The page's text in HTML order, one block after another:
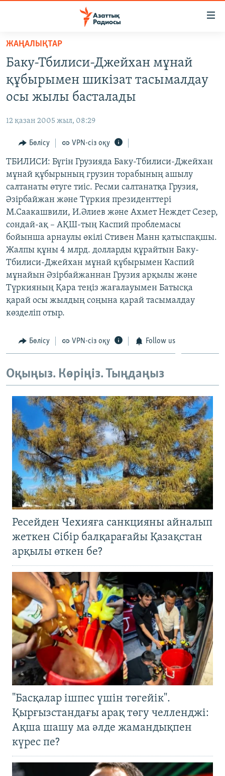
Skip
main
content
Skip
main
Search
ЖАҢАЛЫҚТАР
САЯСАТ
AZATTYQTV
АДАМ ҚҰҚЫҚТАРЫ
ӘЛЕУМЕТ
ӘЛЕМ
АРНАЙЫ ЖОБАЛАР
Русский
ЖАЗЫЛЫҢЫЗ
Басқа тілдерде
ЖАҢАЛЫҚТАР
Баку-Тбилиси-Джейхан мұнай
құбырымен шикізат тасымалдау
осы жылы басталады
12 қазан 2005 жыл, 08:29
Бөлісу VPN-сіз оқу
ТБИЛИСИ: Бүгін Грузияда Баку-Тбилиси-Джейхан
мұнай құбырының грузин торабының ашылу
салтанаты өтуге тиіс. Ресми салтанатқа Грузия,
Әзірбайжан және Түркия президенттері
М.Саакашвили, И.Әлиев және Ахмет Неждет Сезер,
сондай-ақ – АҚШ-тың Каспий проблемасы
бойынша арнаулы өкілі Стивен Манн қатыспақшы.
Жалпы құны 4 млрд. долларды құрайтын Баку-
Тбилиси-Джейхан мұнай құбырымен Каспий
мұнайын Әзірбайжаннан Грузия арқылы және
Түркияның Қара теңіз жағалауымен Батысқа
қарай осы жылдың соңына қарай тасымалдау
көзделіп отыр.
Бөлісу VPN-сіз оқу Follow us
Оқыңыз. Көріңіз. Тыңдаңыз
Ресейден Чехияға санкцияны айналып
жеткен Сібір балқарағайы Қазақстан
арқылы өткен бе?
"Басқалар ішпес үшін төгейік".
Қырғызстандағы арақ төгу челленджі:
Ақша шашу ма әлде жамандықпен
күрес пе?